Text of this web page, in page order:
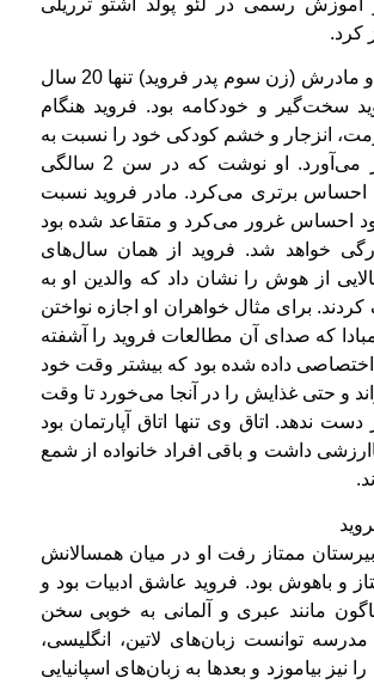
کرد.
پدرش 40 سال و مادرش (زن سوم پدر فروید) تنها 20 سال
سخت‌گیر و خودکامه بود. فروید هنگام
انزجار و خشم کودکی خود را نسبت به
پدرش به خاطر می‌آورد. او نوشت که در سن 2 سالگی
برتری می‌کرد. مادر فروید نسبت
احساس غرور می‌کرد و متقاعد شده بود
خواهد شد. فروید از همان سال‌های
از هوش را نشان داد که والدین او به
برای مثال خواهران او اجازه نواختن
مبادا که صدای آن مطالعات فروید را آشفته
اختصاصی داده شده بود که بیشتر وقت خود
و حتی غذایش را در آنجا می‌خورد تا وقت
ندهد. اتاق وی تنها اتاق آپارتمان بود
داشت و باقی افراد خانواده از شمع
۱۸۶۵ فروید
ممتاز رفت او در میان همسالانش
و باهوش بود. فروید عاشق ادبیات بود و
مانند عبری و آلمانی به خوبی سخن
توانست زبان‌های لاتین، انگلیسی،
نیز بیاموزد و بعدها به زبان‌های اسپانیایی